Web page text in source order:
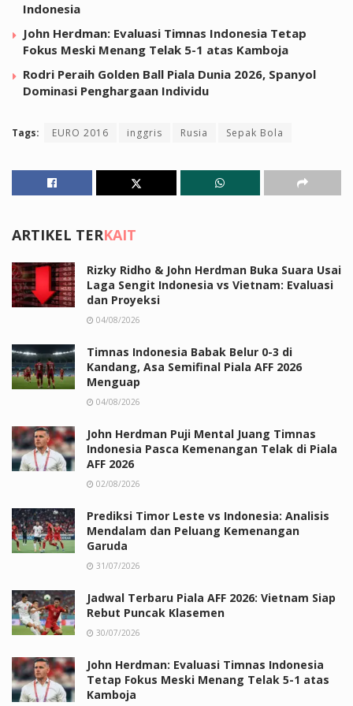
Indonesia
John Herdman: Evaluasi Timnas Indonesia Tetap
Fokus Meski Menang Telak 5-1 atas Kamboja
Rodri Peraih Golden Ball Piala Dunia 2026, Spanyol
Dominasi Penghargaan Individu
Tags: EURO 2016 inggris Rusia Sepak Bola
ARTIKEL TERKAIT
Rizky Ridho & John Herdman Buka Suara Usai
Laga Sengit Indonesia vs Vietnam: Evaluasi
dan Proyeksi
04/08/2026
Timnas Indonesia Babak Belur 0-3 di
Kandang, Asa Semifinal Piala AFF 2026
Menguap
04/08/2026
John Herdman Puji Mental Juang Timnas
Indonesia Pasca Kemenangan Telak di Piala
AFF 2026
02/08/2026
Prediksi Timor Leste vs Indonesia: Analisis
Mendalam dan Peluang Kemenangan
Garuda
31/07/2026
Jadwal Terbaru Piala AFF 2026: Vietnam Siap
Rebut Puncak Klasemen
30/07/2026
John Herdman: Evaluasi Timnas Indonesia
Tetap Fokus Meski Menang Telak 5-1 atas
Kamboja